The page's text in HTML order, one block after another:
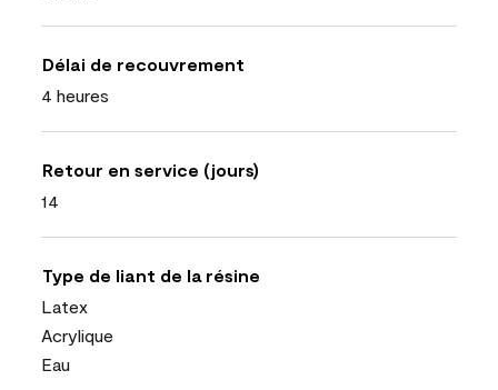
Délai de recouvrement
4 heures
Retour en service (jours)
14
Type de liant de la résine
Latex
Acrylique
Eau